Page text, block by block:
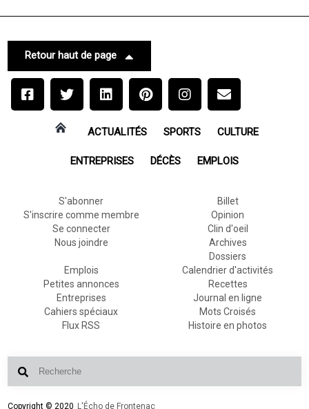
Retour haut de page
ACTUALITÉS SPORTS CULTURE
ENTREPRISES DÉCÈS EMPLOIS
S'abonner
S'inscrire comme membre
Se connecter
Nous joindre
Billet
Opinion
Clin d'oeil
Archives
Dossiers
Emplois
Petites annonces
Entreprises
Cahiers spéciaux
Flux RSS
Calendrier d'activités
Recettes
Journal en ligne
Mots Croisés
Histoire en photos
Copyright © 2020 L'Écho de Frontenac